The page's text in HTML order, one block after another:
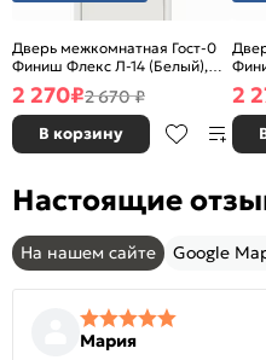
Дверь межкомнатная Гост-0
Финиш Флекс Л-14 (Белый),
глухая, каркасно-щитовая
2 270₽2 670 ₽
В корзину
2
Настоящие
На нашем сайте Google
Мария